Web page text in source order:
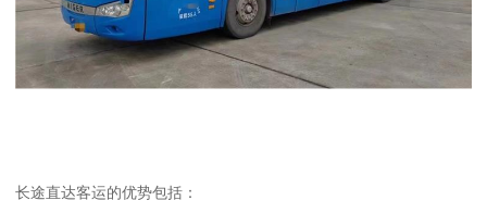
长途直达客运的优势包括：